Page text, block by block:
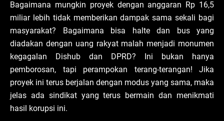
Bagaimana mungkin proyek dengan anggaran Rp 16,5
miliar lebih tidak memberikan dampak sama sekali bagi
masyarakat? Bagaimana bisa halte dan bus yang
diadakan dengan uang rakyat malah menjadi monumen
kegagalan Dishub dan DPRD? Ini bukan hanya
pemborosan, tapi perampokan terang-terangan! Jika
proyek ini terus berjalan dengan modus yang sama, maka
jelas ada sindikat yang terus bermain dan menikmati
hasil korupsi ini.